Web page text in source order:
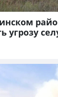
угрозу